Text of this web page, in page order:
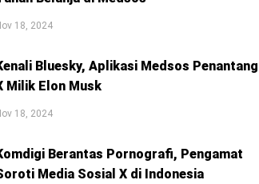
18, 2024
Bluesky, Aplikasi Medsos Penantang
Milik Elon Musk
18, 2024
Berantas Pornografi, Pengamat
Media Sosial X di Indonesia